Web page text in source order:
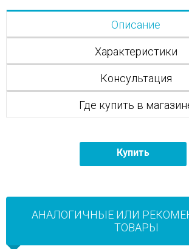
Описание
Характеристики
Консультация
Где купить в
Купить
АНАЛОГИЧНЫЕ ИЛИ
ТОВАРЫ